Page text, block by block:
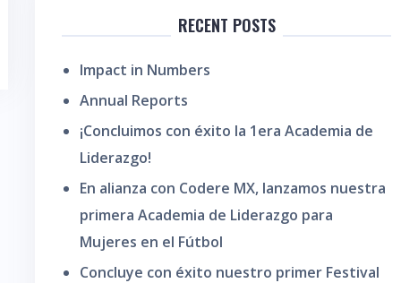
RECENT POSTS
Impact in Numbers
Annual Reports
¡Concluimos con éxito la 1era Academia de
Liderazgo!
En alianza con Codere MX, lanzamos nuestra
primera Academia de Liderazgo para
Mujeres en el Fútbol
Concluye con éxito nuestro primer Festival